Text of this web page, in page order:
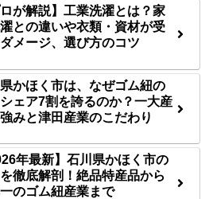
ロが解説】工業洗濯とは？家
との違いや衣類・資材が受
メージ、選び方のコツ
かほく市は、なぜゴム紐の
ェア7割を誇るのか？一大産
みと津田産業のこだわり
年最新】石川県かほく市の
徹底解剖！絶品特産品から
一のゴム紐産業まで